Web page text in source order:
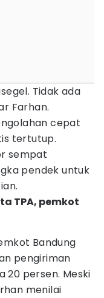
Tidak ada
Farhan.
cepat
tertutup.
sempat
pendek untuk
TPA, pemkot
Bandung
pengiriman
20 persen. Meski
menilai